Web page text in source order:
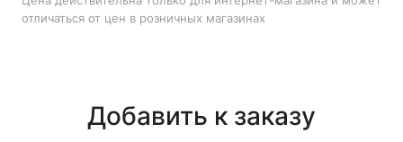
отличаться от цен в розничных магазинах
Добавить к заказу